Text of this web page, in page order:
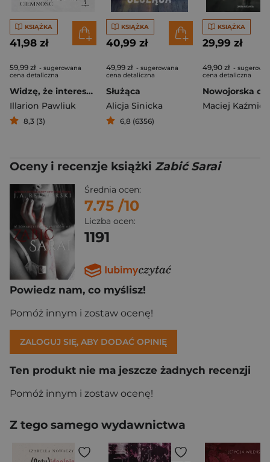
KSIĄŻKA
41,98 zł
59,99 zł - sugerowana
cena detaliczna
Widzę, że interesuje cię ciemność
Illarion Pawliuk
8,3 (3)
KSIĄŻKA
40,99 zł
49,99 zł - sugerowana
cena detaliczna
Służąca
Alicja Sinicka
6,8 (6356)
KSIĄŻKA
29,99 zł
49,90 zł -
cena detaliczna
Nowojorska
Maciej
Oceny i recenzje książki Zabić Sarai
Średnia ocen:
7.75 /10
Liczba ocen:
1191
Powiedz nam, co myślisz!
Pomóż innym i zostaw ocenę!
ZALOGUJ SIĘ, ABY DODAĆ OPINIĘ
Ten produkt nie ma jeszcze żadnych recenzji
Pomóż innym i zostaw ocenę!
Z tego samego wydawnictwa